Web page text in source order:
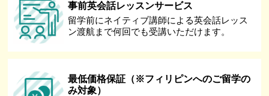
事前英会話レッスンサービス
留学前にネイティブ講師による英会話レッス
ン渡航まで何回でも受講いただけます。
最低価格保証（※フィリピンへのご留学の
み対象）